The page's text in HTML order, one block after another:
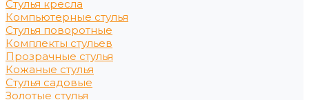
Стулья кресла
Компьютерные стулья
Стулья поворотные
Комплекты стульев
Прозрачные стулья
Кожаные стулья
Стулья садовые
Золотые стулья